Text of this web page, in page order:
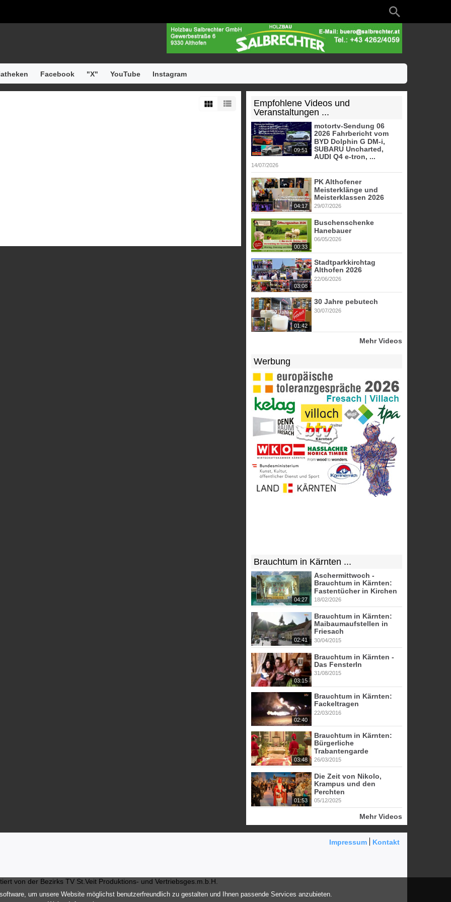
um unsere Website möglichst benutzerfreundlich zu gestalten und Ihnen passende Services anzubieten.
Facebook "X" YouTube Instagram
Empfohlene Videos und
Veranstaltungen ...
09:51
motortv-Sendung 06
2026 Fahrbericht vom
BYD Dolphin G DM-i,
SUBARU Uncharted,
AUDI Q4 e-tron, ...
14/07/2026
04:17
PK Althofener
Meisterklänge und
Meisterklassen 2026
29/07/2026
00:33
Buschenschenke
Hanebauer
06/05/2026
03:08
Stadtparkkirchtag
Althofen 2026
22/06/2026
01:42
30 Jahre pebutech
30/07/2026
Mehr Videos
Werbung
Brauchtum in Kärnten ...
04:27
Aschermittwoch -
Brauchtum in Kärnten:
Fastentücher in Kirchen
18/02/2026
02:41
Brauchtum in Kärnten:
Maibaumaufstellen in
Friesach
30/04/2015
03:15
Brauchtum in Kärnten -
Das Fensterln
31/08/2015
02:40
Brauchtum in Kärnten:
Fackeltragen
22/03/2016
03:48
Brauchtum in Kärnten:
Bürgerliche
Trabantengarde
26/03/2015
01:53
Die Zeit von Nikolo,
Krampus und den
Perchten
05/12/2025
Mehr Videos
Impressum
Kontakt
von der Bezirks TV St.Veit Produktions- und Vertriebsges.m.b.H.